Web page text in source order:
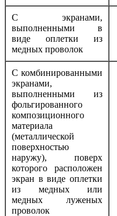
С экранами,
выполненными в
виде оплетки из
медных проволок
С комбинированными
экранами,
выполненными из
фольгированного
композиционного
материала
(металлической
поверхностью
наружу), поверх
которого расположен
экран в виде оплетки
из медных или
медных луженых
проволок